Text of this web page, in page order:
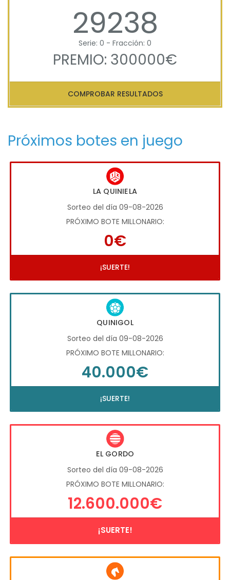
29238
Serie: 0 - Fracción: 0
PREMIO: 300000€
COMPROBAR RESULTADOS
Próximos botes en juego
LA QUINIELA
Sorteo del día 09-08-2026
PRÓXIMO BOTE MILLONARIO:
0€
¡SUERTE!
QUINIGOL
Sorteo del día 09-08-2026
PRÓXIMO BOTE MILLONARIO:
40.000€
¡SUERTE!
EL GORDO
Sorteo del día 09-08-2026
PRÓXIMO BOTE MILLONARIO:
12.600.000€
¡SUERTE!